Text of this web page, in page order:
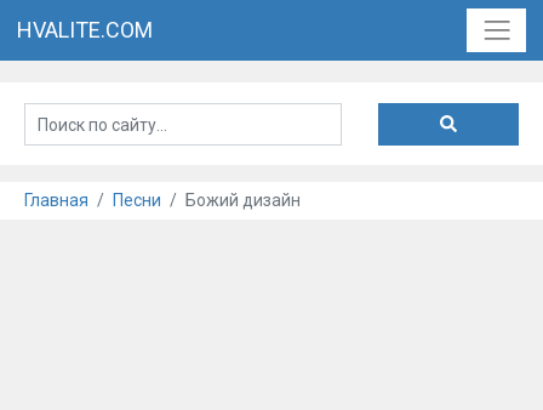
HVALITE.COM
Главная Песни Божий дизайн